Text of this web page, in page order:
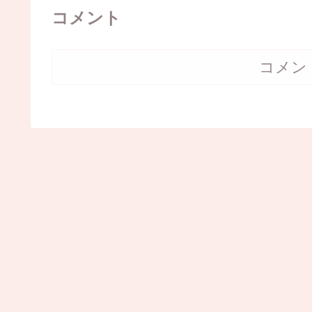
コメント
コメン